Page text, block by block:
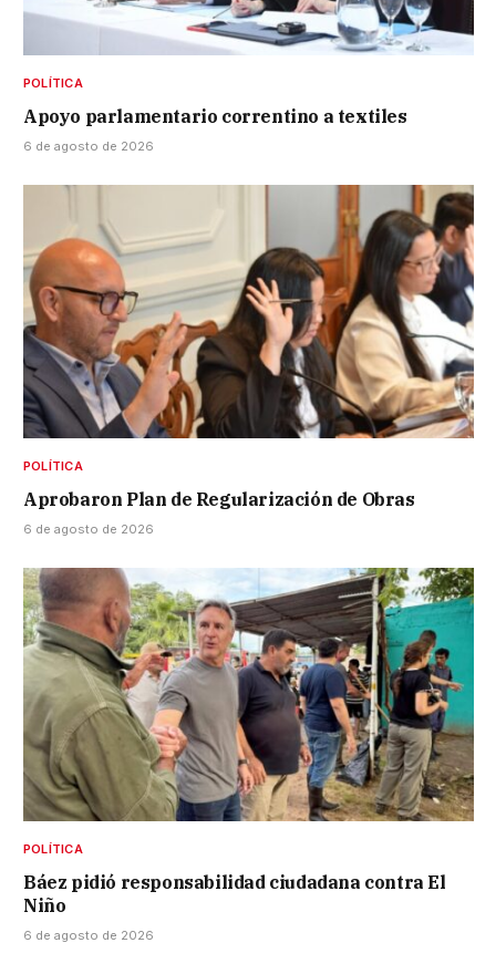
POLÍTICA
Apoyo parlamentario correntino a textiles
6 de agosto de 2026
POLÍTICA
Aprobaron Plan de Regularización de Obras
6 de agosto de 2026
POLÍTICA
Báez pidió responsabilidad ciudadana contra El
Niño
6 de agosto de 2026